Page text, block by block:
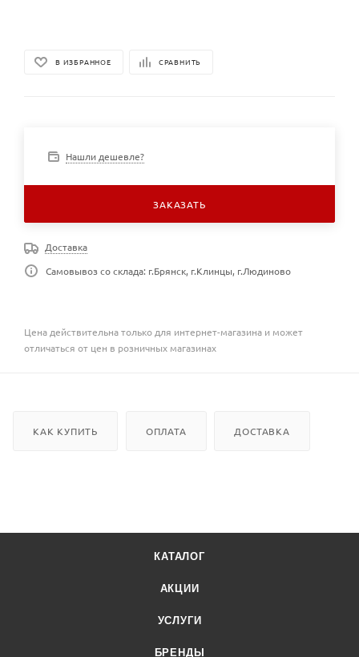
В ИЗБРАННОЕ СРАВНИТЬ
Нашли дешевле?
ЗАКАЗАТЬ
Доставка
Самовывоз со склада: г.Брянск, г.Клинцы, г.Людиново
Цена действительна только для интернет-магазина и может
отличаться от цен в розничных магазинах
КАК КУПИТЬ ОПЛАТА ДОСТАВКА
КАТАЛОГ
АКЦИИ
УСЛУГИ
БРЕНДЫ